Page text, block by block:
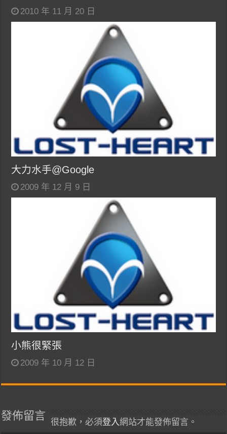
2010 年 11 月 20 日
大力水手@Google
2009 年 12 月 9 日
小熊很緊張
2009 年 10 月 12 日
發佈留言
很抱歉，必須登入網站才能發佈留言。